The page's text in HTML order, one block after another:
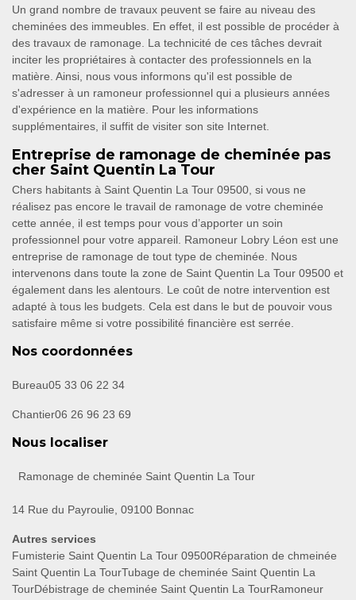
Un grand nombre de travaux peuvent se faire au niveau des
cheminées des immeubles. En effet, il est possible de procéder à
des travaux de ramonage. La technicité de ces tâches devrait
inciter les propriétaires à contacter des professionnels en la
matière. Ainsi, nous vous informons qu'il est possible de
s'adresser à un ramoneur professionnel qui a plusieurs années
d'expérience en la matière. Pour les informations
supplémentaires, il suffit de visiter son site Internet.
Entreprise de ramonage de cheminée pas
cher Saint Quentin La Tour
Chers habitants à Saint Quentin La Tour 09500, si vous ne
réalisez pas encore le travail de ramonage de votre cheminée
cette année, il est temps pour vous d’apporter un soin
professionnel pour votre appareil. Ramoneur Lobry Léon est une
entreprise de ramonage de tout type de cheminée. Nous
intervenons dans toute la zone de Saint Quentin La Tour 09500 et
également dans les alentours. Le coût de notre intervention est
adapté à tous les budgets. Cela est dans le but de pouvoir vous
satisfaire même si votre possibilité financière est serrée.
Nos coordonnées
Bureau05 33 06 22 34
Chantier06 26 96 23 69
Nous localiser
Ramonage de cheminée Saint Quentin La Tour
14 Rue du Payroulie, 09100 Bonnac
Autres services
Fumisterie Saint Quentin La Tour 09500Réparation de chmeinée
Saint Quentin La TourTubage de cheminée Saint Quentin La
TourDébistrage de cheminée Saint Quentin La TourRamoneur